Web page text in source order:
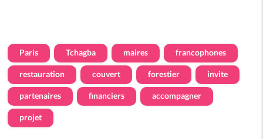
Paris Tchagba maires francophones
restauration couvert forestier invite
partenaires financiers accompagner
projet